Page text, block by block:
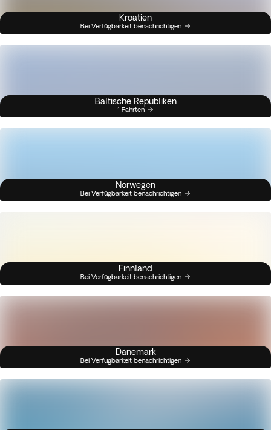
Kroatien
Bei Verfügbarkeit benachrichtigen
Baltische Republiken
1 Fahrten
Norwegen
Bei Verfügbarkeit benachrichtigen
Finnland
Bei Verfügbarkeit benachrichtigen
Dänemark
Bei Verfügbarkeit benachrichtigen